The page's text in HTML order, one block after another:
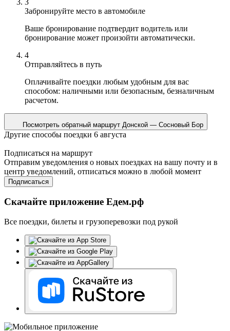
Забронируйте место в автомобиле
Ваше бронирование подтвердит водитель или
бронирование может произойти автоматически.
4
Отправляйтесь в путь
Оплачивайте поездки любым удобным для вас
способом: наличными или безопасным, безналичным
расчетом.
Посмотреть обратный маршрут Донской — Сосновый Бор
Другие способы поездки 6 августа
Подписаться на маршрут
Отправим уведомления о новых поездках на вашу почту и в
центр уведомлений, отписаться можно в любой момент
Подписаться
Скачайте приложение Едем.рф
Все поездки, билеты и грузоперевозки под рукой